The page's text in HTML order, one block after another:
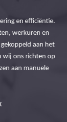
en efficiëntie.
werkuren en
aan het
wij ons richten op
aan manuele